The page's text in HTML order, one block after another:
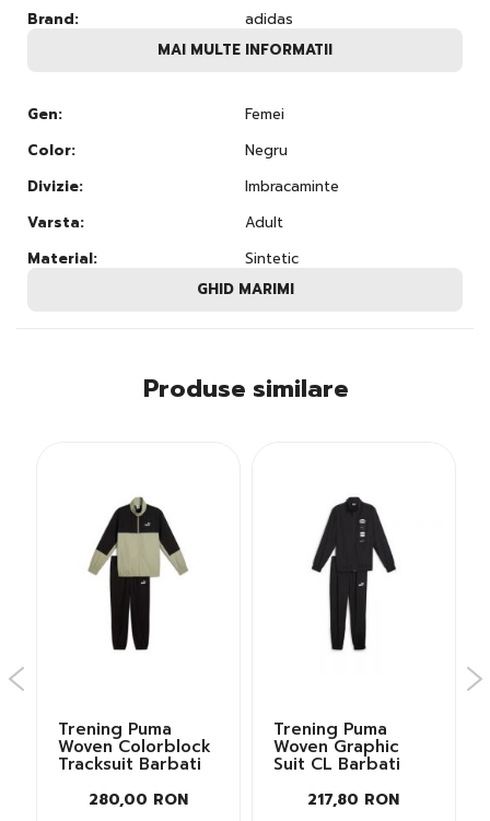
Brand:
adidas
MAI MULTE INFORMATII
Gen:
Femei
Color:
Negru
Divizie:
Imbracaminte
Varsta:
Adult
Material:
Sintetic
GHID MARIMI
Produse similare
Trening Puma
Woven Colorblock
Tracksuit Barbati
280,00 RON
Trening Puma
Woven Graphic
Suit CL Barbati
217,80 RON